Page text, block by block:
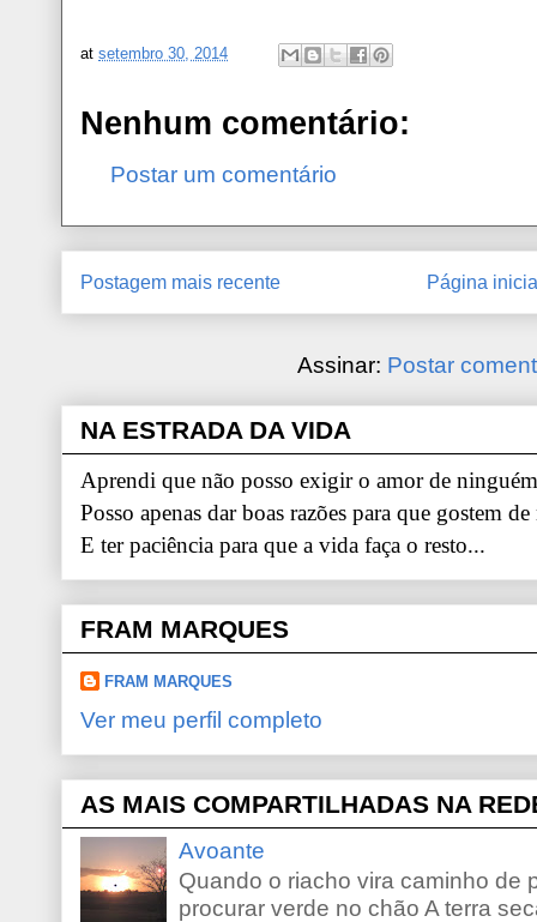
at setembro 30, 2014
Nenhum comentário:
Postar um comentário
Postagem mais recente Página
Assinar: Postar
NA ESTRADA DA VIDA
Aprendi que não posso exigir o amor de
Posso apenas dar boas razões para que gostem
E ter paciência para que a vida faça o resto...
FRAM MARQUES
FRAM MARQUES
Ver meu perfil completo
AS MAIS COMPARTILHADAS NA
Avoante
Quando o riacho vira caminho de
procurar verde no chão A terra